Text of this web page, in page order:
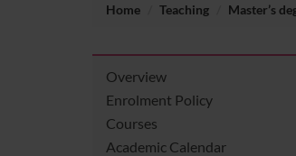
Home Teaching Master’s
Overview
Enrolment Policy
Courses
Academic Calendar